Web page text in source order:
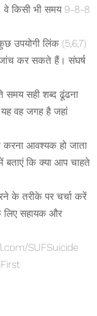
वे किसी भी समय 9-8-8
उपयोगी लिंक (5,6,7)
जांच कर सकते हैं। संघर्ष
समय सही शब्द ढूंढना
यह वह जगह है जहां
करना आवश्यक हो जाता
बताएं कि क्या आप चाहते
के तरीके पर चर्चा करें
लिए सहायक और
SUFSuicide